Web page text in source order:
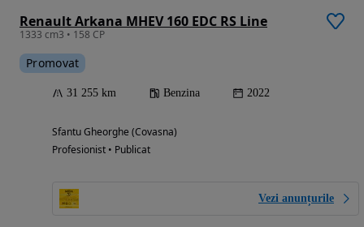
Renault Arkana MHEV 160 EDC RS Line
1333 cm3 • 158 CP
Promovat
31 255 km Benzina 2022
Sfantu Gheorghe (Covasna)
Profesionist • Publicat
Vezi anunțurile